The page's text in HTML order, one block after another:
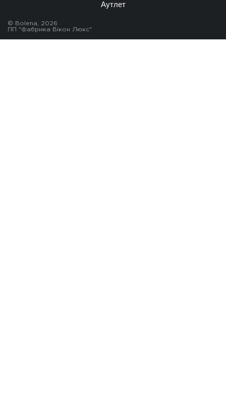
Аутлет
© Bolena, 2026
ПП "Фабрика Вікон Люкс"